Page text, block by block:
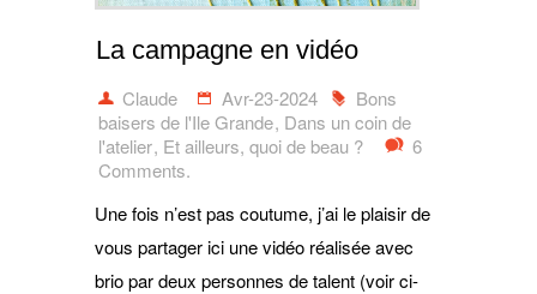
La campagne en vidéo
Claude Avr-23-2024
Bons
baisers de l'Ile Grande, Dans un coin de
l'atelier, Et ailleurs, quoi de beau ?
6
Comments.
Une fois n’est pas coutume, j’ai le plaisir de
vous partager ici une vidéo réalisée avec
brio par deux personnes de talent (voir ci-